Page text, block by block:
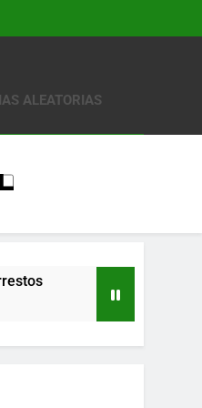
ALEATORIAS